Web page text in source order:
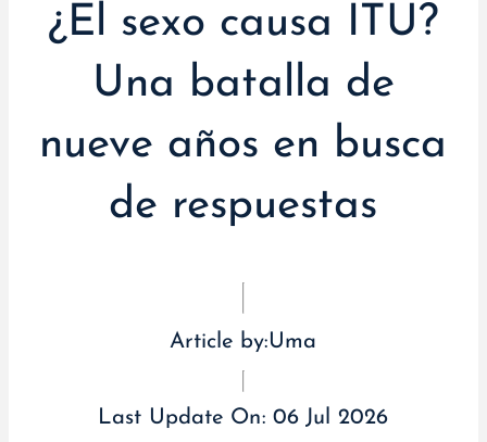
¿El sexo causa ITU?
Una batalla de
nueve años en busca
de respuestas
Article by:Uma
Last Update On: 06 Jul 2026